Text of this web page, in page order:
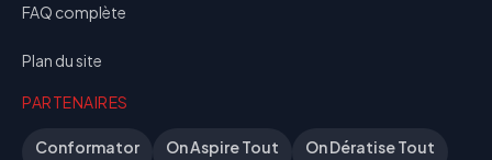
FAQ complète
Plan du site
PARTENAIRES
Conformator On Aspire Tout On Dératise Tout